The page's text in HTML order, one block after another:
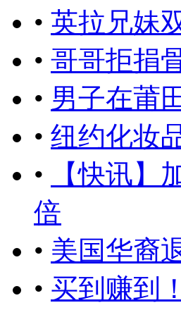
• 英拉兄妹
• 哥哥拒捐
• 男子在莆
• 纽约化妆
•
【快讯】
倍
• 美国华裔
• 买到赚到